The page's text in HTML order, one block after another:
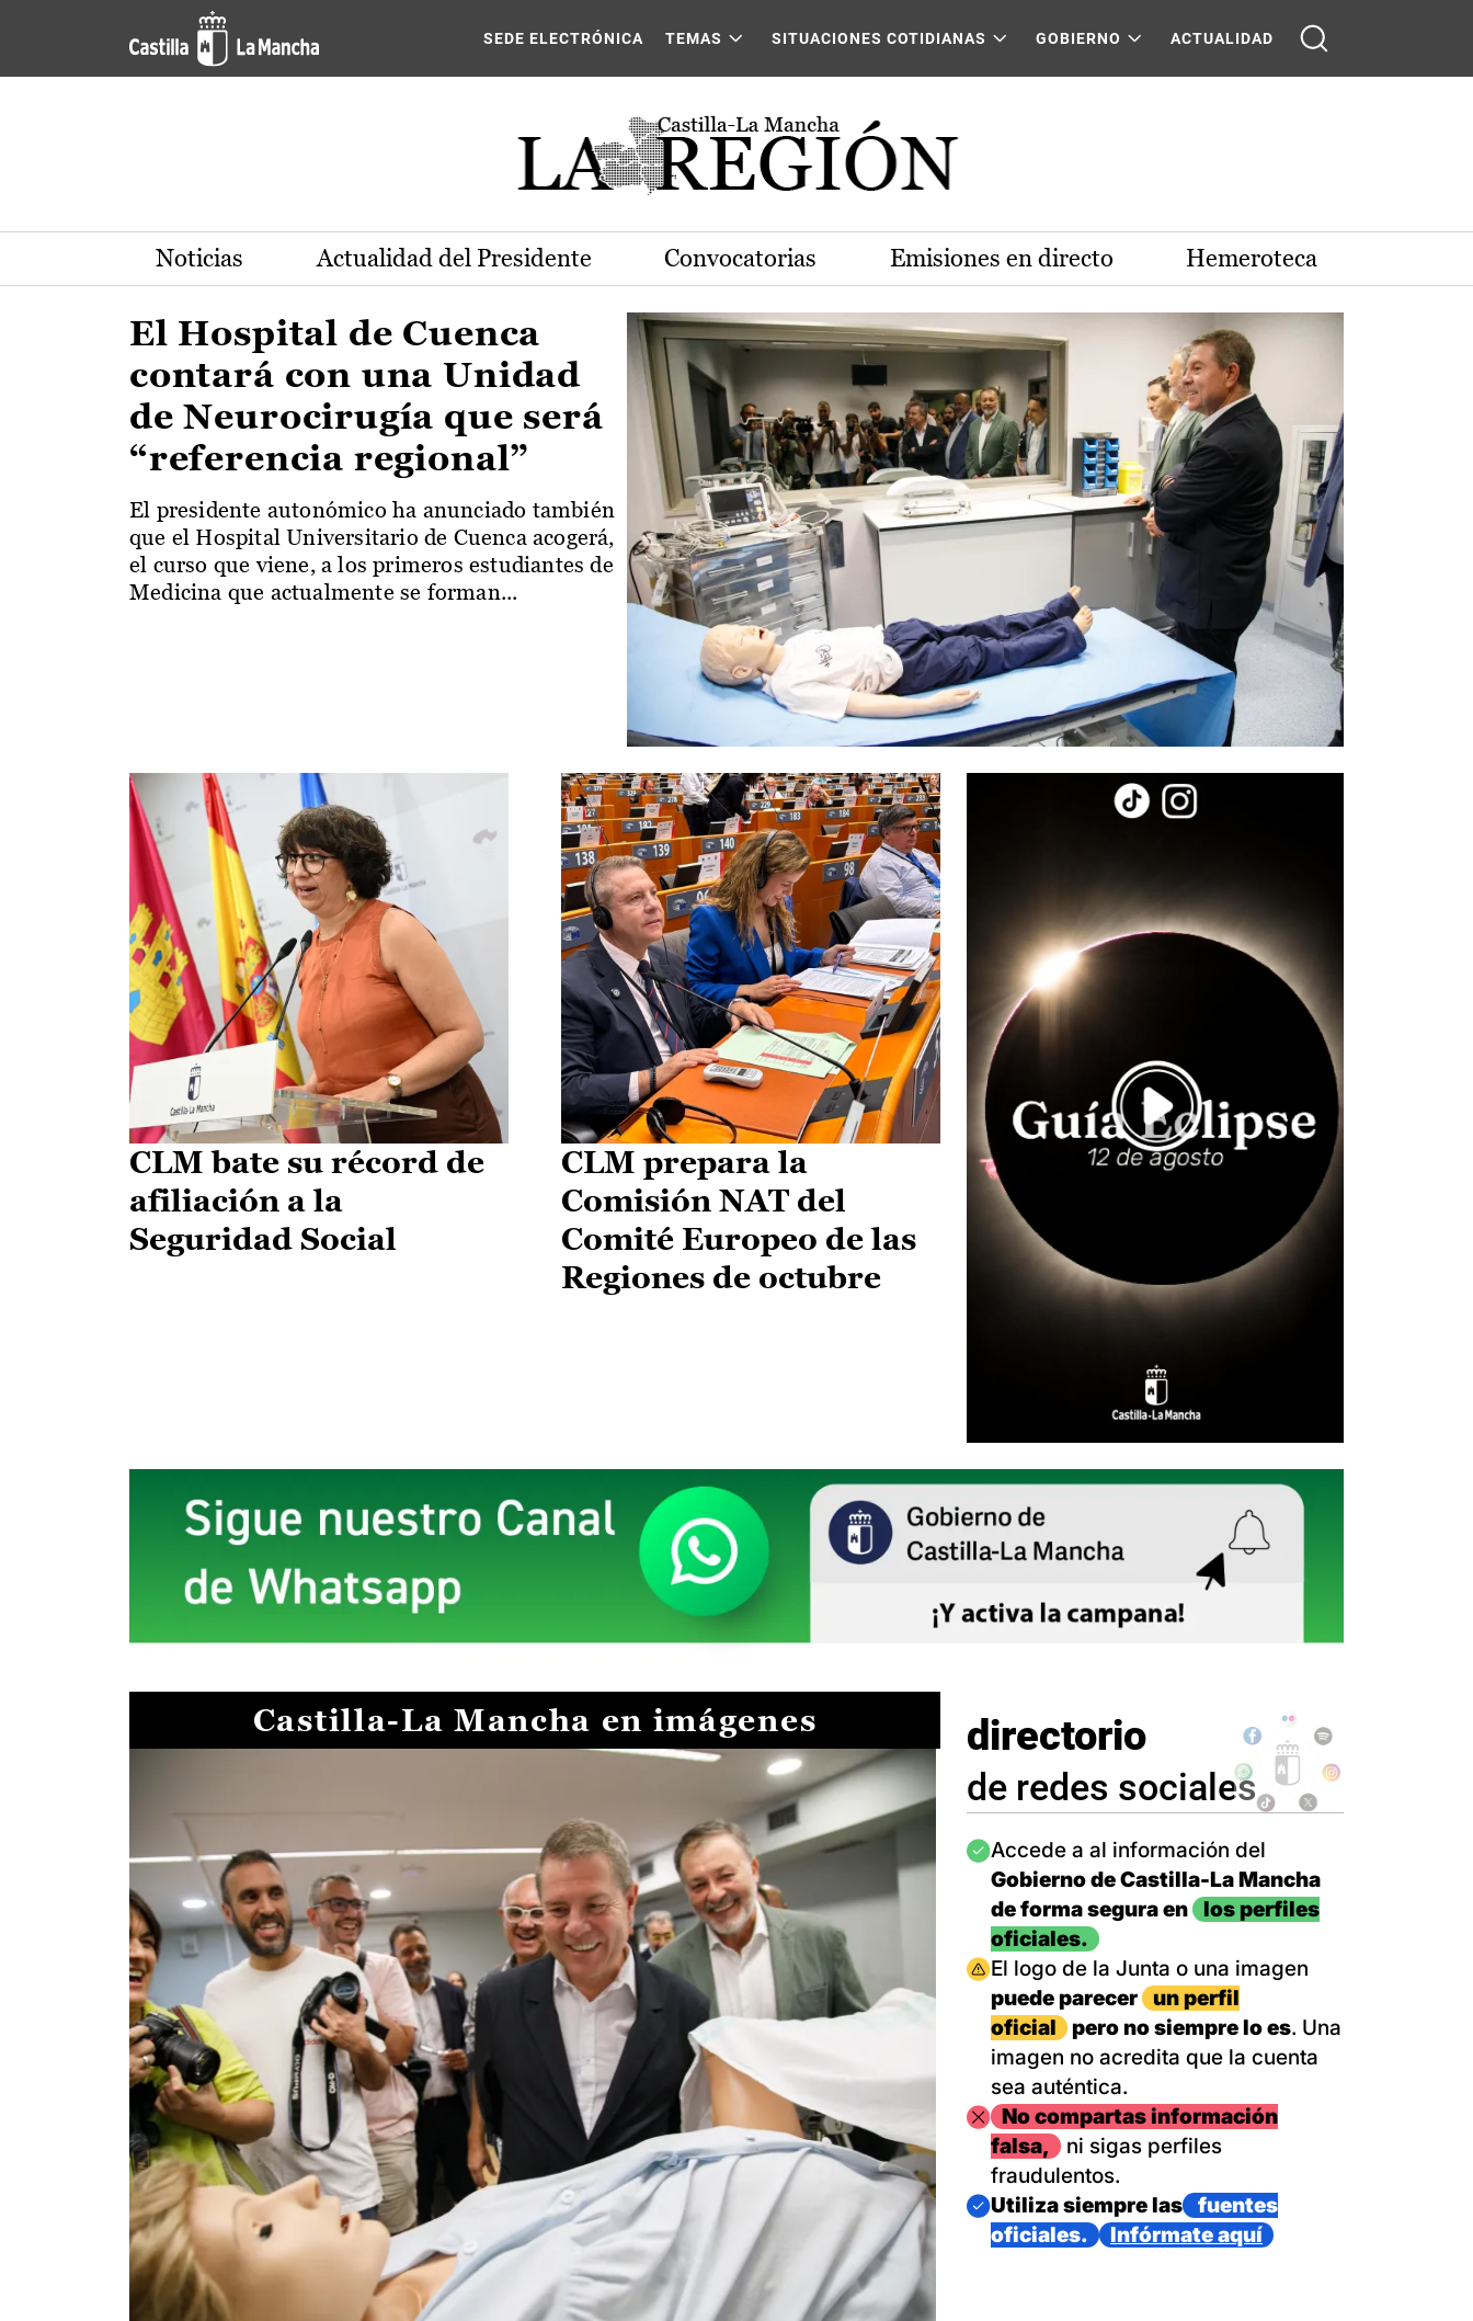
Pasar al contenido principal
Actualidad de la región de Castilla-La Mancha
SEDE ELECTRÓNICA TEMAS SITUACIONES COTIDIANAS GOBIERNO ACTUALIDAD
Noticias Actualidad del Presidente Convocatorias Emisiones en directo Hemeroteca
El Hospital de Cuenca
contará con una Unidad
de Neurocirugía que será
“referencia regional”
El presidente autonómico ha anunciado también
que el Hospital Universitario de Cuenca acogerá,
el curso que viene, a los primeros estudiantes de
Medicina que actualmente se forman...
CLM bate su récord de
afiliación a la
Seguridad Social
CLM prepara la
Comisión NAT del
Comité Europeo de las
Regiones de octubre
Castilla-La Mancha en imágenes directorio
de redes sociales
Imagen
Accede a al información del
Gobierno de Castilla-La Mancha
de forma segura en
los perfiles
oficiales.
Imagen
El logo de la Junta o una imagen
puede parecer
un perfil
oficial
pero no siempre lo es. Una
imagen no acredita que la cuenta
sea auténtica.
ImagenNo compartas información
falsa,
ni sigas perfiles
fraudulentos.
Imagen
Utiliza siempre las
fuentes
oficiales.
Infórmate aquí